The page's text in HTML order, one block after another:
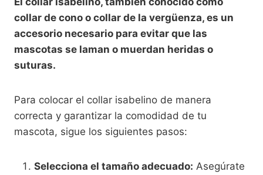
collar de cono o collar de la vergüenza, es un
accesorio necesario para evitar que las
mascotas se laman o muerdan heridas o
suturas.
Para colocar el collar isabelino de manera
correcta y garantizar la comodidad de tu
mascota, sigue los siguientes pasos:
Selecciona el tamaño adecuado: Asegúrate